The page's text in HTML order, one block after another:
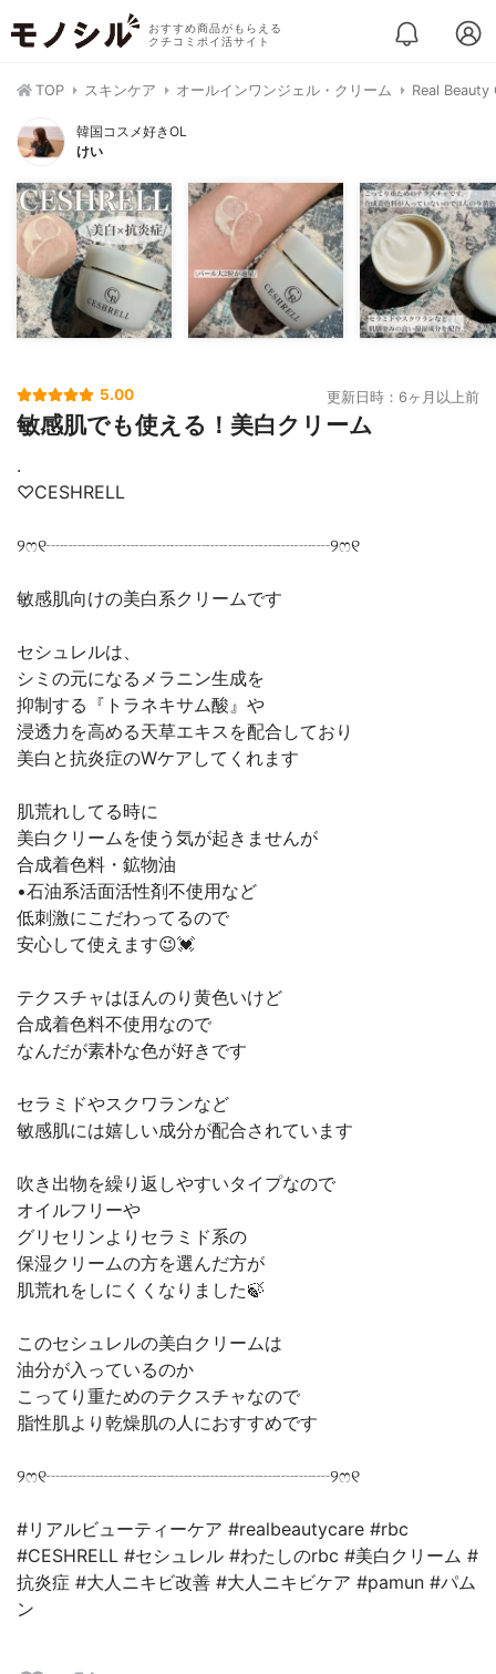
おすすめ商品がもらえる
クチコミポイ活サイト
TOP スキンケア オールインワンジェル・クリーム Real Beauty
韓国コスメ好きOL
けい
5.00 更新日時：6ヶ月以上前
敏感肌でも使える！美白クリーム
.
♡CESHRELL
୨ෆ୧┈┈┈┈┈┈┈┈┈┈┈┈┈┈┈┈୨ෆ୧
敏感肌向けの美白系クリームです
セシュレルは、
シミの元になるメラニン生成を
抑制する『トラネキサム酸』や
浸透力を高める天草エキスを配合しており
美白と抗炎症のWケアしてくれます
肌荒れしてる時に
美白クリームを使う気が起きませんが
合成着色料・鉱物油
•石油系活面活性剤不使用など
低刺激にこだわってるので
安心して使えます😉💓
テクスチャはほんのり黄色いけど
合成着色料不使用なので
なんだが素朴な色が好きです
セラミドやスクワランなど
敏感肌には嬉しい成分が配合されています
吹き出物を繰り返しやすいタイプなので
オイルフリーや
グリセリンよりセラミド系の
保湿クリームの方を選んだ方が
肌荒れをしにくくなりました🍃
このセシュレルの美白クリームは
油分が入っているのか
こってり重ためのテクスチャなので
脂性肌より乾燥肌の人におすすめです
୨ෆ୧┈┈┈┈┈┈┈┈┈┈┈┈┈┈┈┈୨ෆ୧
#リアルビューティーケア #realbeautycare #rbc
#CESHRELL #セシュレル #わたしのrbc #美白クリーム #
抗炎症 #大人ニキビ改善 #大人ニキビケア #pamun #パム
ン